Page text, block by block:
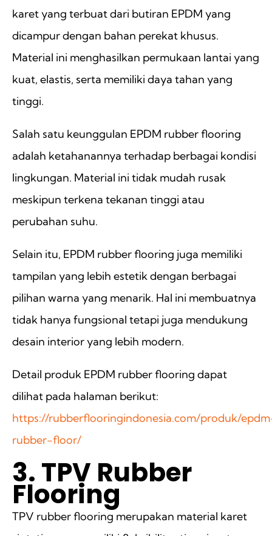
karet yang terbuat dari butiran EPDM yang
dicampur dengan bahan perekat khusus.
Material ini menghasilkan permukaan lantai yang
kuat, elastis, serta memiliki daya tahan yang
tinggi.
Salah satu keunggulan EPDM rubber flooring
adalah ketahanannya terhadap berbagai kondisi
lingkungan. Material ini tidak mudah rusak
meskipun terkena tekanan tinggi atau
perubahan suhu.
Selain itu, EPDM rubber flooring juga memiliki
tampilan yang lebih estetik dengan berbagai
pilihan warna yang menarik. Hal ini membuatnya
tidak hanya fungsional tetapi juga mendukung
desain interior yang lebih modern.
Detail produk EPDM rubber flooring dapat
dilihat pada halaman berikut:
https://rubberflooringindonesia.com/produk/
rubber-floor/
3. TPV Rubber
Flooring
TPV rubber flooring merupakan material karet